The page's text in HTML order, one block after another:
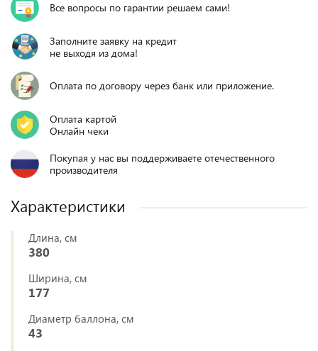
Все вопросы по гарантии решаем сами!
Заполните заявку на кредит
не выходя из дома!
Оплата по договору через банк или приложение.
Оплата картой
Онлайн чеки
Покупая у нас вы поддерживаете отечественного
производителя
Характеристики
Длина, см
380
Ширина, см
177
Диаметр баллона, см
43